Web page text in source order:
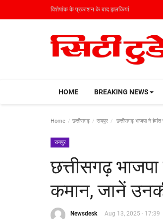
विशेषांक के प्रकाशन के बाद झलकियां
HOME BREAKING NEWS
Home छत्तीसगढ़ रायपुर छत्तीसगढ़ भाजपा ने हेमंत
रायपुर
छत्तीसगढ़ भाजपा
कमान, जानें
Newsdesk Aug 13, 2025 - 17:39